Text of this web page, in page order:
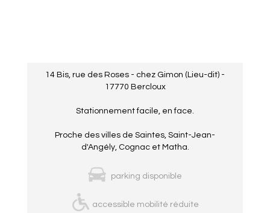
14 Bis, rue des Roses - chez Gimon (Lieu-dit) -
17770 Bercloux
Stationnement facile, en face.
Proche des villes de Saintes, Saint-Jean-
d'Angély, Cognac et Matha.
parking disponible
accessible mobilité réduite